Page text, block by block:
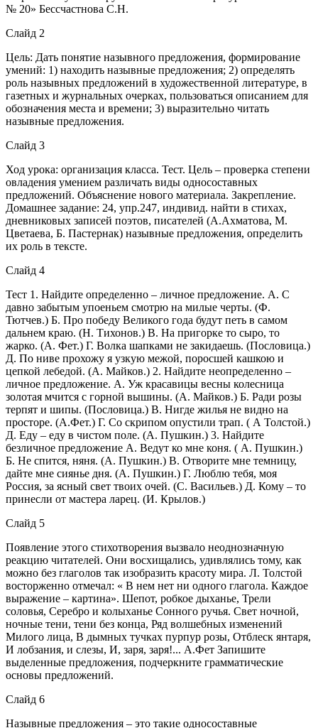
№ 20» Бессчастнова С.Н.
Слайд 2
Цель: Дать понятие назывного предложения, формирование
умений: 1) находить назывные предложения; 2) определять
роль назывных предложений в художественной литературе, в
газетных и журнальных очерках, пользоваться описанием для
обозначения места и времени; 3) выразительно читать
назывные предложения.
Слайд 3
Ход урока: организация класса. Тест. Цель – проверка степени
овладения умением различать виды односоставных
предложений. Объяснение нового материала. Закрепление.
Домашнее задание: 24, упр.247, индивид. найти в стихах,
дневниковых записей поэтов, писателей (А.Ахматова, М.
Цветаева, Б. Пастернак) назывные предложения, определить
их роль в тексте.
Слайд 4
Тест 1. Найдите определенно – личное предложение. А. С
давно забытым упоеньем смотрю на милые черты. (Ф.
Тютчев.) Б. Про победу Великого года будут петь в самом
дальнем краю. (Н. Тихонов.) В. На пригорке то сыро, то
жарко. (А. Фет.) Г. Волка шапками не закидаешь. (Пословица.)
Д. По ниве прохожу я узкую межой, поросшей кашкою и
цепкой лебедой. (А. Майков.) 2. Найдите неопределенно –
личное предложение. А. Уж красавицы весны колесница
золотая мчится с горной вышины. (А. Майков.) Б. Ради розы
терпят и шипы. (Пословица.) В. Нигде жилья не видно на
просторе. (А.Фет.) Г. Со скрипом опустили трап. ( А Толстой.)
Д. Еду – еду в чистом поле. (А. Пушкин.) 3. Найдите
безличное предложение А. Ведут ко мне коня. ( А. Пушкин.)
Б. Не спится, няня. (А. Пушкин.) В. Отворите мне темницу,
дайте мне сиянье дня. (А. Пушкин.) Г. Люблю тебя, моя
Россия, за ясный свет твоих очей. (С. Васильев.) Д. Кому – то
принесли от мастера ларец. (И. Крылов.)
Слайд 5
Появление этого стихотворения вызвало неоднозначную
реакцию читателей. Они восхищались, удивлялись тому, как
можно без глаголов так изобразить красоту мира. Л. Толстой
восторженно отмечал: « В нем нет ни одного глагола. Каждое
выражение – картина». Шепот, робкое дыханье, Трели
соловья, Серебро и колыханье Сонного ручья. Свет ночной,
ночные тени, тени без конца, Ряд волшебных изменений
Милого лица, В дымных тучках пурпур розы, Отблеск янтаря,
И лобзания, и слезы, И, заря, заря!... А.Фет Запишите
выделенные предложения, подчеркните грамматические
основы предложений.
Слайд 6
Назывные предложения – это такие односоставные